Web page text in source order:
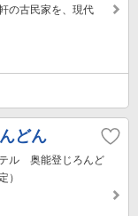
の古民家を、現代
どん
ル 奥能登じろんど
）